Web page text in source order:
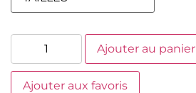
Ajouter au panier
Ajouter aux favoris